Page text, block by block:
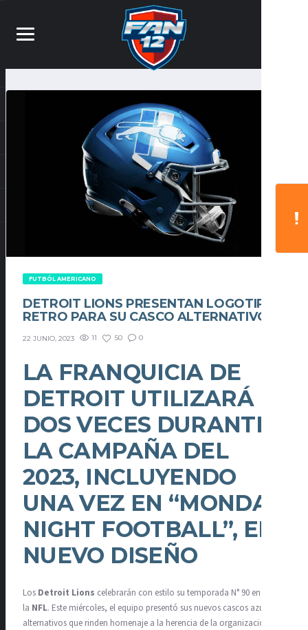
FUTBÓL AMERICANO
DETROIT LIONS PRESENTAN LOGOTIPO
RETRO PARA SU CASCO ALTERNATIVO
22 JUNIO, 2023 11 50 0
LA FRANQUICIA DE
DETROIT UTILIZARÁ
DOS VECES DURANTE
LA CAMPAÑA DEL
2023, INCLUYENDO
UNA VEZ EN “MONDAY
NIGHT FOOTBALL”, EL
NUEVO DISEÑO
Los Detroit Lions celebrarán con estilo su temporada N° 90 en
la NFL. Este miércoles, el equipo presentó sus nuevos cascos azules
alternativos que rinden homenaje a la herencia de la organización